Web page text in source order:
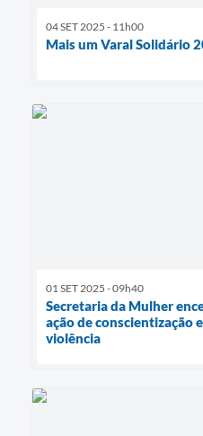
04 SET 2025 - 11h00
Mais um Varal Solidário
01 SET 2025 - 09h40
Secretaria da Mulher
ação de conscientização
violência